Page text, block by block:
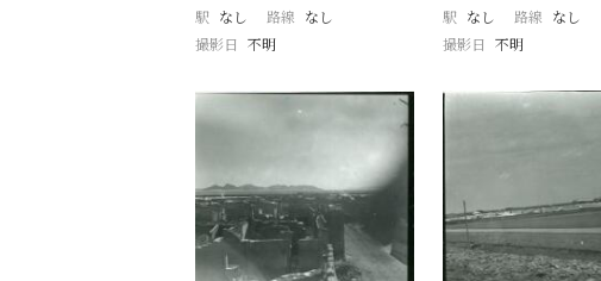
駅 なし 路線 なし
撮影日 不明
駅 なし 路線 なし
撮影日 不明